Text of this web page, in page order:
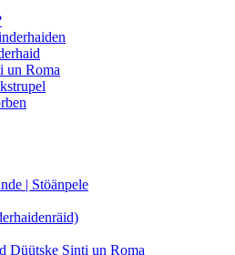
un Roma
| Stöänpele
Düütske Sinti un Roma